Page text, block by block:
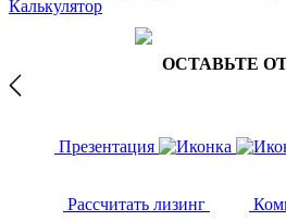
Калькулятор
ОСТАВЬТЕ
Презентация
Рассчитать лизинг